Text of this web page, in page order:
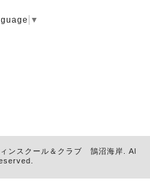
▼
ンスクール＆クラブ 鵠沼海岸 . Al